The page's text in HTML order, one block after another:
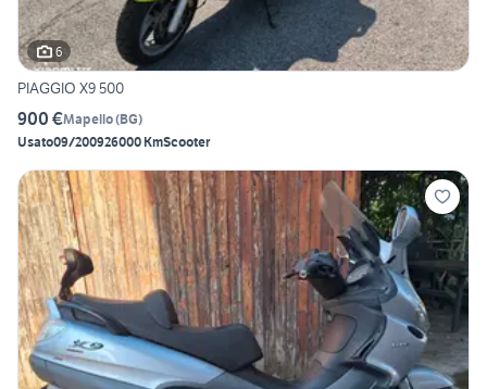
6
PIAGGIO X9 500
900 €Mapello(BG)
Usato09/200926000 KmScooter